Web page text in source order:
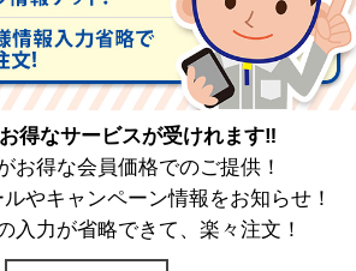
得なサービスが受けれます‼
お得な会員価格でのご提供！
やキャンペーン情報をお知らせ！
入力が省略できて、楽々注文！